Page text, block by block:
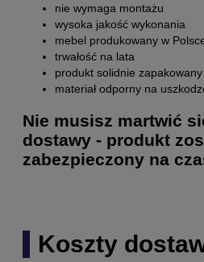
nie wymaga montażu
wysoka jakość wykonania
mebel produkowany w
trwałość na lata
produkt solidnie zapakowany
materiał odporny na
Nie musisz martwić
dostawy - produkt
zabezpieczony na
Koszty
Cena nie zawiera ewentualnych